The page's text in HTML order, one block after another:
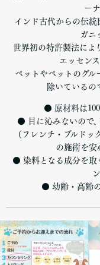
ー
インド古代からの伝統
ガニ
世界初の特許製法によ
エッセン
ペットやペットのグル
除いているの
● 原材料は
● 目に沁みないので
（フレンチ・ブルド
の施術を安
● 染料となる成分を取
● 幼齢・高齢